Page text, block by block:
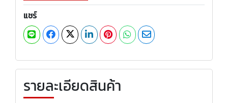
แชร์
รายละเอียดสินค้า